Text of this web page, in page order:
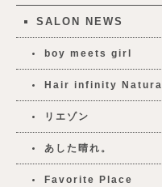
SALON NEWS
boy meets girl
Hair infinity Natural
リエゾン
あした晴れ。
Favorite Place